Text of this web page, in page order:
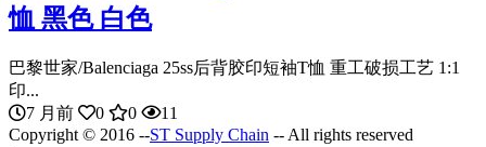
恤 黑色 白色
巴黎世家/Balenciaga 25ss后背胶印短袖T恤 重工破损工艺 1:1
印...
7 月前
0 0
11
Copyright © 2016 --ST Supply Chain -- All rights reserved